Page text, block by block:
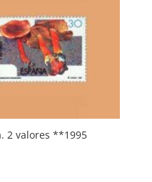
2 valores **1995